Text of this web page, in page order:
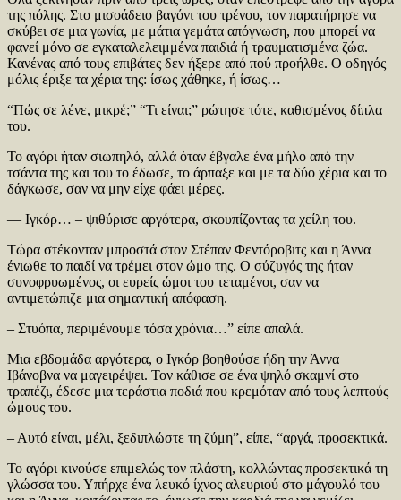
της πόλης. Στο μισοάδειο βαγόνι του τρένου, τον παρατήρησε να
σκύβει σε μια γωνία, με μάτια γεμάτα απόγνωση, που μπορεί να
φανεί μόνο σε εγκαταλελειμμένα παιδιά ή τραυματισμένα ζώα.
Κανένας από τους επιβάτες δεν ήξερε από πού προήλθε. Ο οδηγός
μόλις έριξε τα χέρια της: ίσως χάθηκε, ή ίσως…
“Πώς σε λένε, μικρέ;” “Τι είναι;” ρώτησε τότε, καθισμένος δίπλα
του.
Το αγόρι ήταν σιωπηλό, αλλά όταν έβγαλε ένα μήλο από την
τσάντα της και του το έδωσε, το άρπαξε και με τα δύο χέρια και το
δάγκωσε, σαν να μην είχε φάει μέρες.
— Ιγκόρ… – ψιθύρισε αργότερα, σκουπίζοντας τα χείλη του.
Τώρα στέκονταν μπροστά στον Στέπαν Φεντόροβιτς και η Άννα
ένιωθε το παιδί να τρέμει στον ώμο της. Ο σύζυγός της ήταν
συνοφρυωμένος, οι ευρείς ώμοι του τεταμένοι, σαν να
αντιμετώπιζε μια σημαντική απόφαση.
– Στυόπα, περιμένουμε τόσα χρόνια…” είπε απαλά.
Μια εβδομάδα αργότερα, ο Ιγκόρ βοηθούσε ήδη την Άννα
Ιβάνοβνα να μαγειρέψει. Τον κάθισε σε ένα ψηλό σκαμνί στο
τραπέζι, έδεσε μια τεράστια ποδιά που κρεμόταν από τους λεπτούς
ώμους του.
– Αυτό είναι, μέλι, ξεδιπλώστε τη ζύμη”, είπε, “αργά, προσεκτικά.
Το αγόρι κινούσε επιμελώς τον πλάστη, κολλώντας προσεκτικά τη
γλώσσα του. Υπήρχε ένα λευκό ίχνος αλευριού στο μάγουλό του